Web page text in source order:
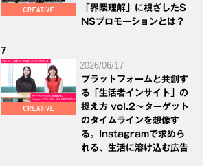
「界隈理解」に根ざしたS
NSプロモーションとは？
7
2026/06/17
プラットフォームと共創す
る「生活者インサイト」の
捉え方 vol.2～ターゲット
のタイムラインを想像す
る。Instagramで求めら
れる、生活に溶け込む広告